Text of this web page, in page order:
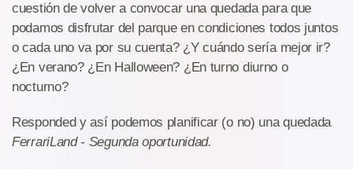
cuestión de volver a convocar una quedada para que
podamos disfrutar del parque en condiciones todos juntos
o cada uno va por su cuenta? ¿Y cuándo sería mejor ir?
¿En verano? ¿En Halloween? ¿En turno diurno o
nocturno?
Responded y así podemos planificar (o no) una quedada
FerrariLand - Segunda oportunidad.